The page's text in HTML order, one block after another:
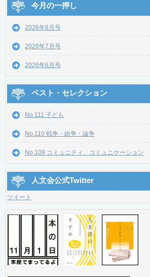
今月の一押し
2026年8月号
2026年7月号
2026年6月号
ベスト・セレクション
No.111 子ども
No.110 戦争・紛争・論争
No.109 コミュニティ、コミュニケーション
人文会公式Twitter
ツイート